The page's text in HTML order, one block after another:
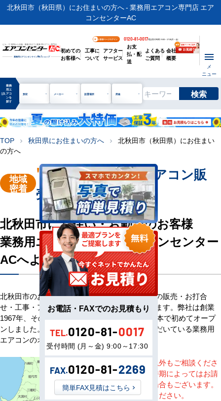
北秋田市（秋田県）にお住まいの方へ - 業務用エアコン専門店 エア
コンセンターAC
ビル・工場用から店舗・事務所まで | 業務用エアコン専門店
業務用エアコンオンラインNo.1ショップ
お客様ページログイン 0120-81-0017電話受付時間 / 9:00～17:30(月～金)
初めての
お客様へ
工事に
ついて
アフター
サービス
お支
払・配
送
よくある
ご質問
会社
概要
メ
ニュー
manage_search
業務
用エ
アコ
ンを
探す
形状 メーカー 設置場所 用途 検索
TOP chevron_right 秋田県にお住まいの方へ chevron_right
北秋田市（秋田県）にお住まい
の方へ
地域
密着
"北秋田市"業務用エアコン販
売・工事を承ります
北秋田市にお住い・お勤めのお客様
業務用エアコン専門店エアコンセンター
ACへようこそ
北秋田市のお客様へ業務用エアコン・空調機器の販売・お打合
せ・工事・アフターサービスまで一貫して承ります。弊社は創業
1967年、その信頼を基に空調のネット販売を日本で初めてオープ
ンしました。以来、皆様にご信頼・ご愛顧いただいている業務用
エアコンのオンラインショップです。
※記載地域以外もご相談くださ
い。地域・時期によってはお請
けできない場合もございます。
直接ご相談ください。
お電話・FAXでのお見積もり
TEL.0120-81-0017
受付時間 (月～金) 9:00～17:30
FAX.0120-81-2269
簡単FAX見積はこちら